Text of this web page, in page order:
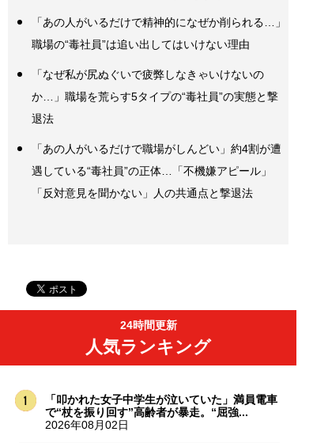
「あの人がいるだけで精神的になぜか削られる…」
職場の“毒社員”は追い出してはいけない理由
「なぜ私が尻ぬぐいで疲弊しなきゃいけないの
か…」職場を荒らす5タイプの“毒社員”の実態と撃
退法
「あの人がいるだけで職場がしんどい」約4割が遭
遇している“毒社員”の正体…「不機嫌アピール」
「反対意見を聞かない」人の共通点と撃退法
24時間更新
人気ランキング
「叩かれた女子中学生が泣いていた」満員電車
で“杖を振り回す”高齢者が暴走。“屈強...
2026年08月02日